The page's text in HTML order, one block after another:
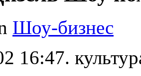
Шоу-бизнес
16:47.